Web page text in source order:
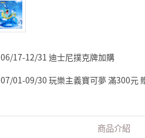
06/17-12/31 迪士尼撲克牌加購
07/01-09/30 玩樂主義寶可夢 滿300元
商品介紹